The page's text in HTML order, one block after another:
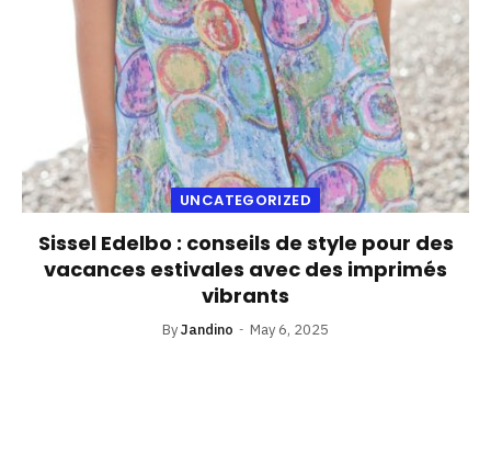
UNCATEGORIZED
Sissel Edelbo : conseils de style pour des
vacances estivales avec des imprimés
vibrants
ByJandino May 6, 2025